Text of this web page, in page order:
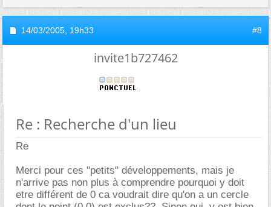
14/03/2005, 19h33 #8
invite1b727462
Re : Recherche d'un lieu
Re
Merci pour ces "petits" développements, mais je
n'arrive pas non plus à comprendre pourquoi y doit
etre différent de 0 ca voudrait dire qu'on a un cercle